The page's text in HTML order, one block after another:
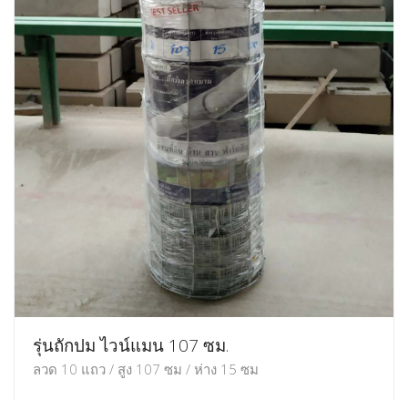
รุ่นถักปม ไวน์แมน 107 ซม.
ลวด 10 แถว / สูง 107 ซม / ห่าง 15 ซม